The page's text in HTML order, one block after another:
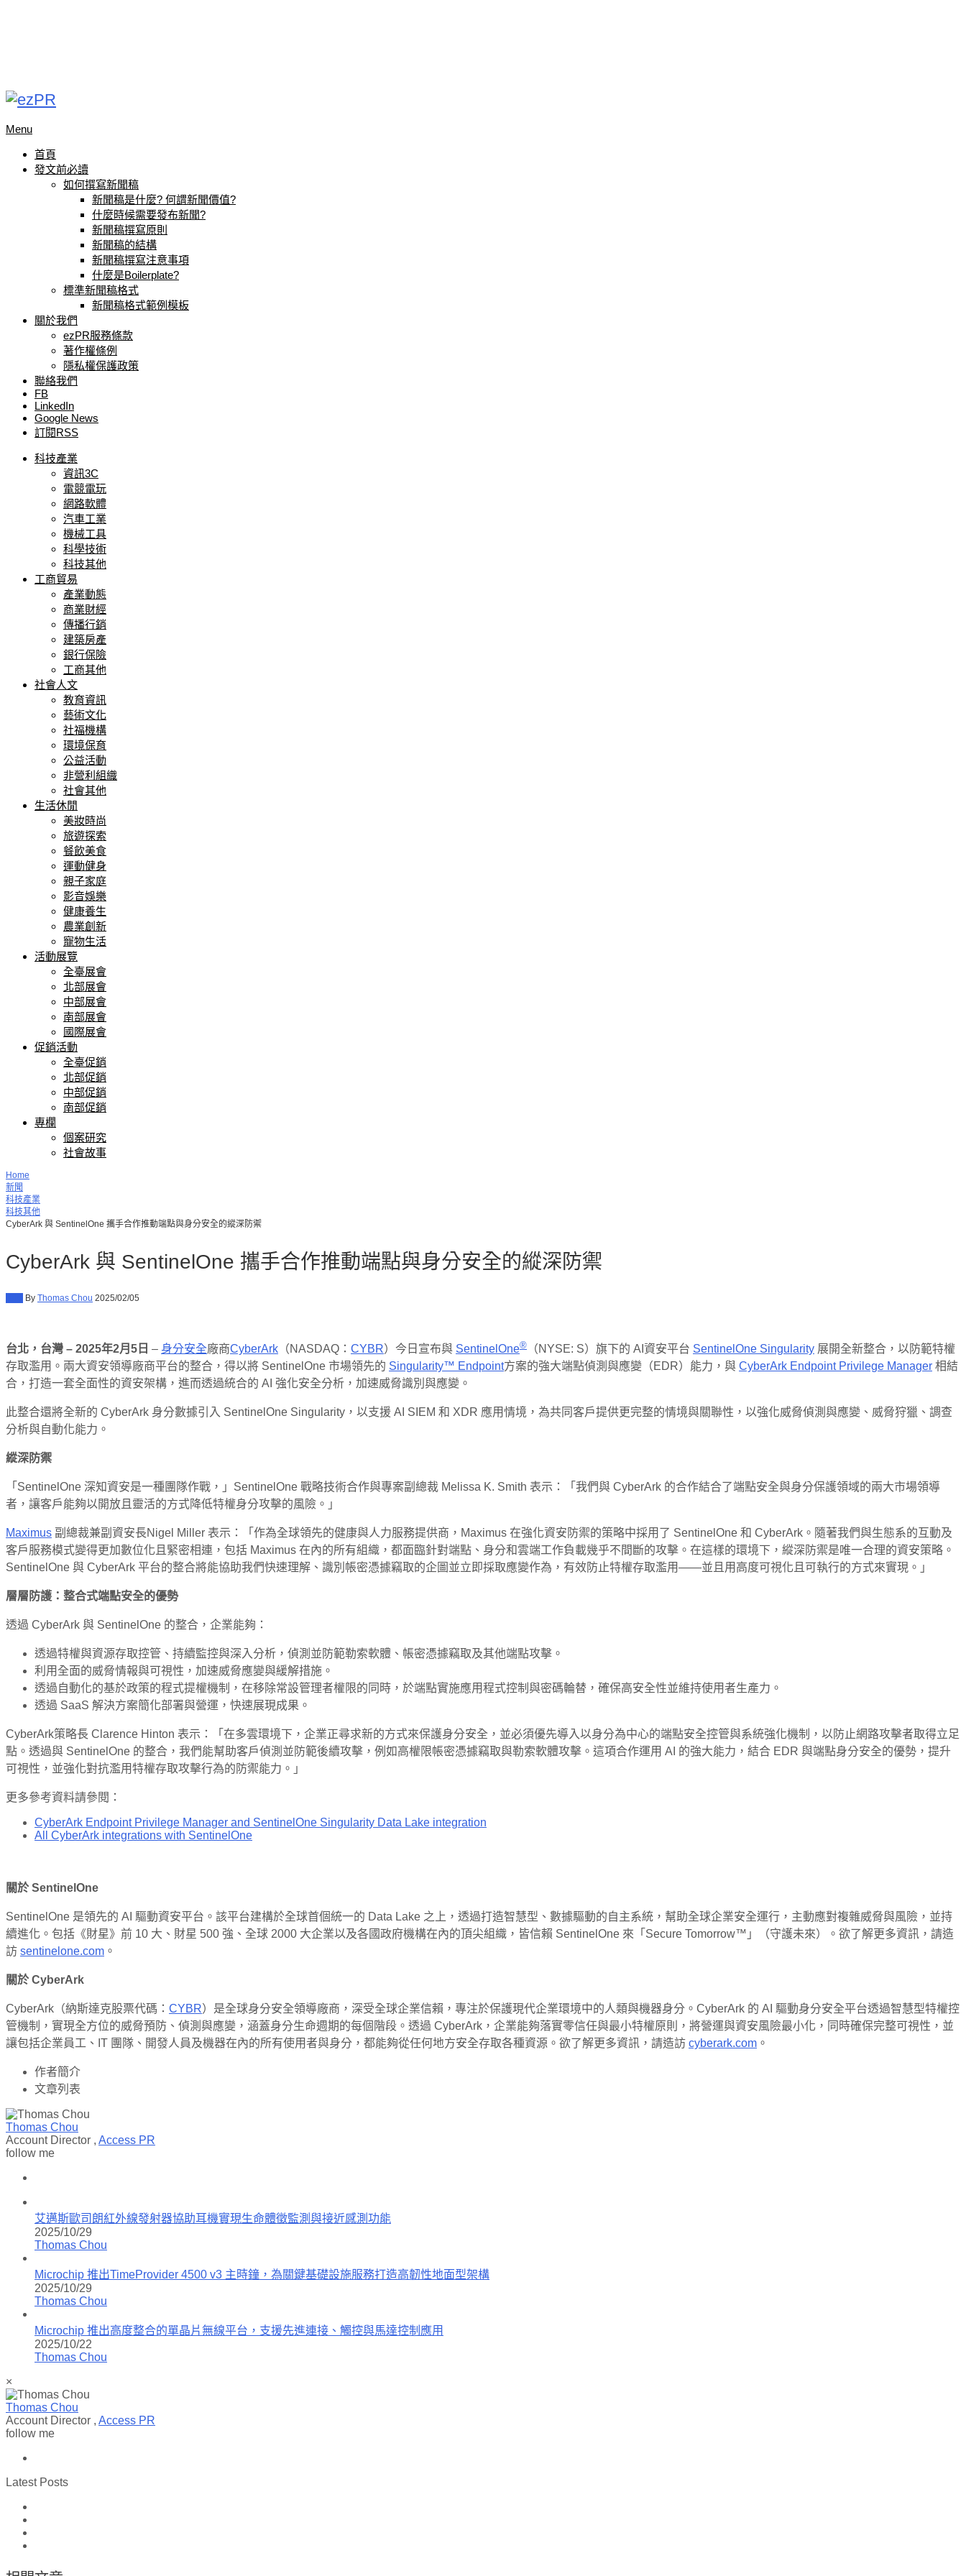
Menu
首頁
發文前必讀
如何撰寫新聞稿
新聞稿是什麼? 何謂新聞價值?
什麼時候需要發布新聞?
新聞稿撰寫原則
新聞稿的結構
新聞稿撰寫注意事項
什麼是Boilerplate?
標準新聞稿格式
新聞稿格式範例模板
關於我們
ezPR服務條款
著作權條例
隱私權保護政策
聯絡我們
FB
LinkedIn
Google News
訂閱RSS
科技產業
資訊3C
電競電玩
網路軟體
汽車工業
機械工具
科學技術
科技其他
工商貿易
產業動態
商業財經
傳播行銷
建築房產
銀行保險
工商其他
社會人文
教育資訊
藝術文化
社福機構
環境保育
公益活動
非營利組織
社會其他
生活休閒
美妝時尚
旅遊探索
餐飲美食
運動健身
親子家庭
影音娛樂
健康養生
農業創新
寵物生活
活動展覽
全臺展會
北部展會
中部展會
南部展會
國際展會
促銷活動
全臺促銷
北部促銷
中部促銷
南部促銷
專欄
個案研究
社會故事
Home
新聞
科技產業
科技其他
CyberArk 與 SentinelOne 攜手合作推動端點與身分安全的縱深防禦
CyberArk 與 SentinelOne 攜手合作推動端點與身分安全的縱深防禦
By Thomas Chou 2025/02/05
台北，台灣 – 2025年2月5日 – 身分安全廠商Cyber​​Ark （NASDAQ： CYBR）今日宣布與 SentinelOne® （NYSE: S）旗下的 AI資安平台 SentinelOne Singularity 展開全新整合，以防範特權
存取濫用。兩大資安領導廠商平台的整合，得以將 SentinelOne 市場領先的 Singularity™ Endpoint方案的強大端點偵測與應變（EDR）能力，與 CyberArk Endpoint Privilege Manager 相結
合，打造一套全面性的資安架構，進而透過統合的 AI 強化安全分析，加速威脅識別與應變。
此整合還將全新的 CyberArk 身分數據引入 SentinelOne Singularity，以支援 AI SIEM 和 XDR 應用情境，為共同客戶提供更完整的情境與關聯性，以強化威脅偵測與應變、威脅狩獵、調查
分析與自動化能力。
縱深防禦
「SentinelOne 深知資安是一種團隊作戰，」SentinelOne 戰略技術合作與專案副總裁 Melissa K. Smith 表示：「我們與 CyberArk 的合作結合了端點安全與身分保護領域的兩大市場領導
者，讓客戶能夠以開放且靈活的方式降低特權身分攻擊的風險。」
Maximus 副總裁兼副資安長Nigel Miller 表示：「作為全球領先的健康與人力服務提供商，Maximus 在強化資安防禦的策略中採用了 SentinelOne 和 CyberArk。隨著我們與生態系的互動及
客戶服務模式變得更加數位化且緊密相連，包括 Maximus 在內的所有組織，都面臨針對端點、身分和雲端工作負載幾乎不間斷的攻擊。在這樣的環境下，縱深防禦是唯一合理的資安策略。
SentinelOne 與 CyberArk 平台的整合將能協助我們快速理解、識別帳密憑據竊取的企圖並立即採取應變作為，有效防止特權存取濫用——並且用高度可視化且可執行的方式來實現。」
層層防護：整合式端點安全的優勢
透過 CyberArk 與 SentinelOne 的整合，企業能夠：
透過特權與資源存取控管、持續監控與深入分析，偵測並防範勒索軟體、帳密憑據竊取及其他端點攻擊。
利用全面的威脅情報與可視性，加速威脅應變與緩解措施。
透過自動化的基於政策的程式提權機制，在移除常設管理者權限的同時，於端點實施應用程式控制與密碼輪替，確保高安全性並維持使用者生產力。
透過 SaaS 解決方案簡化部署與營運，快速展現成果。
CyberArk策略長 Clarence Hinton 表示：「在多雲環境下，企業正尋求新的方式來保護身分安全，並必須優先導入以身分為中心的端點安全控管與系統強化機制，以防止網路攻擊者取得立足
點。透過與 SentinelOne 的整合，我們能幫助客戶偵測並防範後續攻擊，例如高權限帳密憑據竊取與勒索軟體攻擊。這項合作運用 AI 的強大能力，結合 EDR 與端點身分安全的優勢，提升
可視性，並強化對抗濫用特權存取攻擊行為的防禦能力。」
更多參考資料請參閱：
CyberArk Endpoint Privilege Manager and SentinelOne Singularity Data Lake integration
All CyberArk integrations with SentinelOne
關於 SentinelOne
SentinelOne 是領先的 AI 驅動資安平台。該平台建構於全球首個統一的 Data Lake 之上，透過打造智慧型、數據驅動的自主系統，幫助全球企業安全運行，主動應對複雜威脅與風險，並持
續進化。包括《財星》前 10 大、財星 500 強、全球 2000 大企業以及各國政府機構在內的頂尖組織，皆信賴 SentinelOne 來「Secure Tomorrow™」（守護未來）。欲了解更多資訊，請造
訪 sentinelone.com 。
關於 CyberArk
CyberArk（納斯達克股票代碼： CYBR）是全球身分安全領導廠商，深受全球企業信賴，專注於保護現代企業環境中的人類與機器身分。CyberArk 的 AI 驅動身分安全平台透過智慧型特權控
管機制，實現全方位的威脅預防、偵測與應變，涵蓋身分生命週期的每個階段。透過 CyberArk，企業能夠落實零信任與最小特權原則，將營運與資安風險最小化，同時確保完整可視性，並
讓包括企業員工、IT 團隊、開發人員及機器在內的所有使用者與身分，都能夠從任何地方安全存取各種資源。欲了解更多資訊，請造訪 cyberark.com 。
作者簡介
文章列表
Thomas Chou
Account Director , Access PR
follow me
艾邁斯歐司朗紅外線發射器協助耳機實現生命體徵監測與接近感測功能
2025/10/29
Thomas Chou
Microchip 推出TimeProvider 4500 v3 主時鐘，為關鍵基礎設施服務打造高韌性地面型架構
2025/10/29
Thomas Chou
Microchip 推出高度整合的單晶片無線平台，支援先進連接、觸控與馬達控制應用
2025/10/22
Thomas Chou
×
Thomas Chou
Account Director , Access PR
follow me
Latest Posts